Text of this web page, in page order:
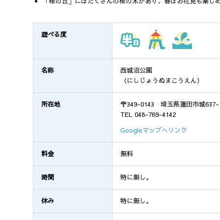
遊べる度
名称
西城沼公園
（にしじょうぬまこうえん）
所在地
〒349-0143 埼玉県蓮田市城637-
TEL 048-769-4142
Googleマップへリンク
料金 無料
時間 特に無し。
休み 特に無し。